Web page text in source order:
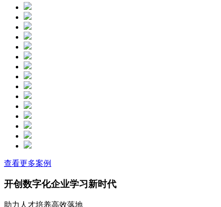
查看更多案例
开创数字化企业学习新时代
助力人才培养高效落地